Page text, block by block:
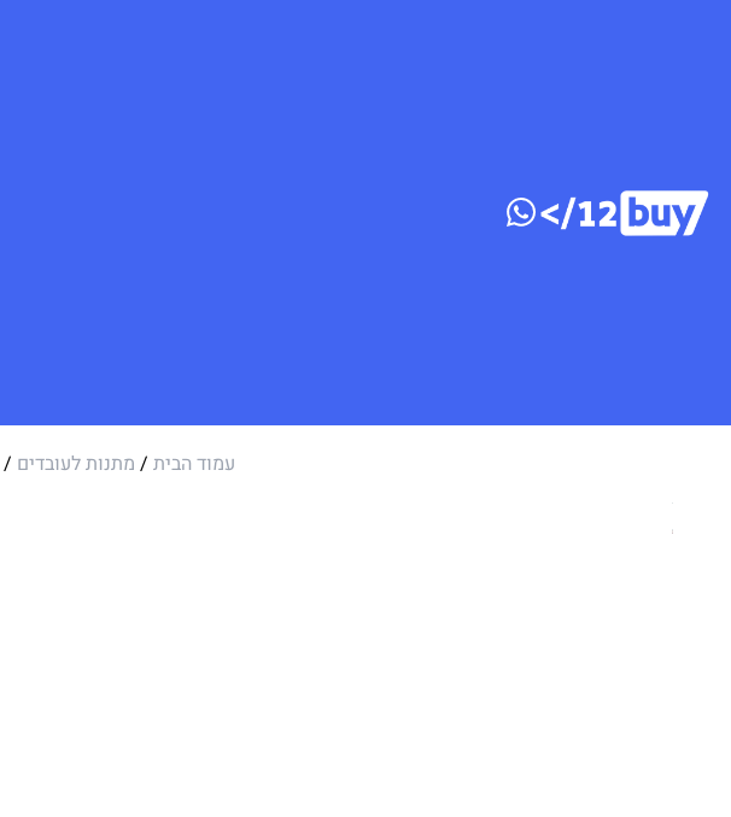
עמוד הבית / מתנות לעובדים /